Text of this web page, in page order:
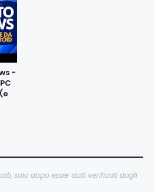
-
solo dopo esser stati verificati dagli